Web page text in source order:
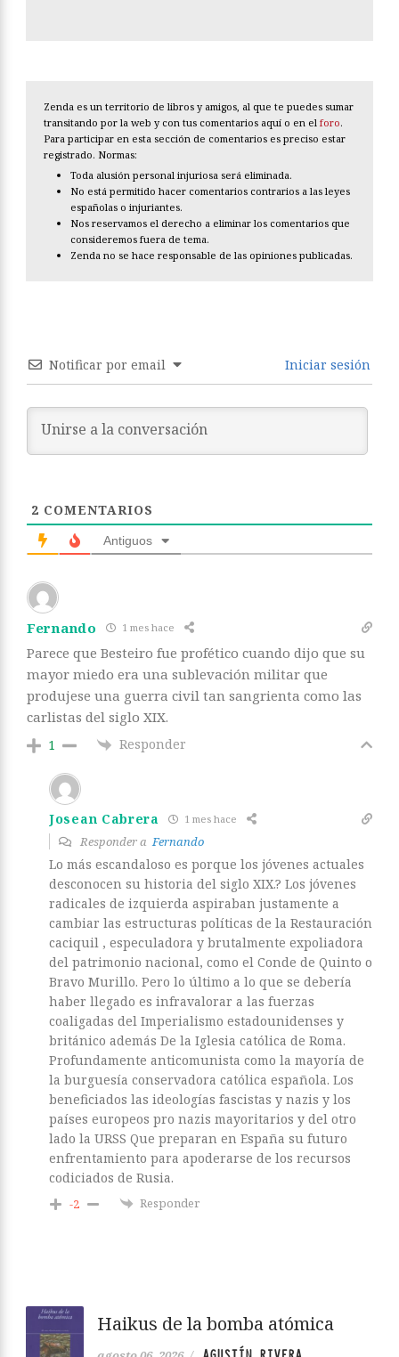
Zenda es un territorio de libros y amigos, al que te puedes sumar
transitando por la web y con tus comentarios aquí o en el foro.
Para participar en esta sección de comentarios es preciso estar
registrado. Normas:
Toda alusión personal injuriosa será eliminada.
No está permitido hacer comentarios contrarios a las leyes
españolas o injuriantes.
Nos reservamos el derecho a eliminar los comentarios que
consideremos fuera de tema.
Zenda no se hace responsable de las opiniones publicadas.
Notificar por email Iniciar sesión
2 COMENTARIOS
Antiguos
Fernando 1 mes hace
Parece que Besteiro fue profético cuando dijo que su
mayor miedo era una sublevación militar que
produjese una guerra civil tan sangrienta como las
carlistas del siglo XIX.
1 Responder
Josean Cabrera 1 mes hace
Responder aFernando
Lo más escandaloso es porque los jóvenes actuales
desconocen su historia del siglo XIX.? Los jóvenes
radicales de izquierda aspiraban justamente a
cambiar las estructuras políticas de la Restauración
caciquil , especuladora y brutalmente expoliadora
del patrimonio nacional, como el Conde de Quinto o
Bravo Murillo. Pero lo último a lo que se debería
haber llegado es infravalorar a las fuerzas
coaligadas del Imperialismo estadounidenses y
británico además De la Iglesia católica de Roma.
Profundamente anticomunista como la mayoría de
la burguesía conservadora católica española. Los
beneficiados las ideologías fascistas y nazis y los
países europeos pro nazis mayoritarios y del otro
lado la URSS Que preparan en España su futuro
enfrentamiento para apoderarse de los recursos
codiciados de Rusia.
-2 Responder
Haikus de la bomba atómica